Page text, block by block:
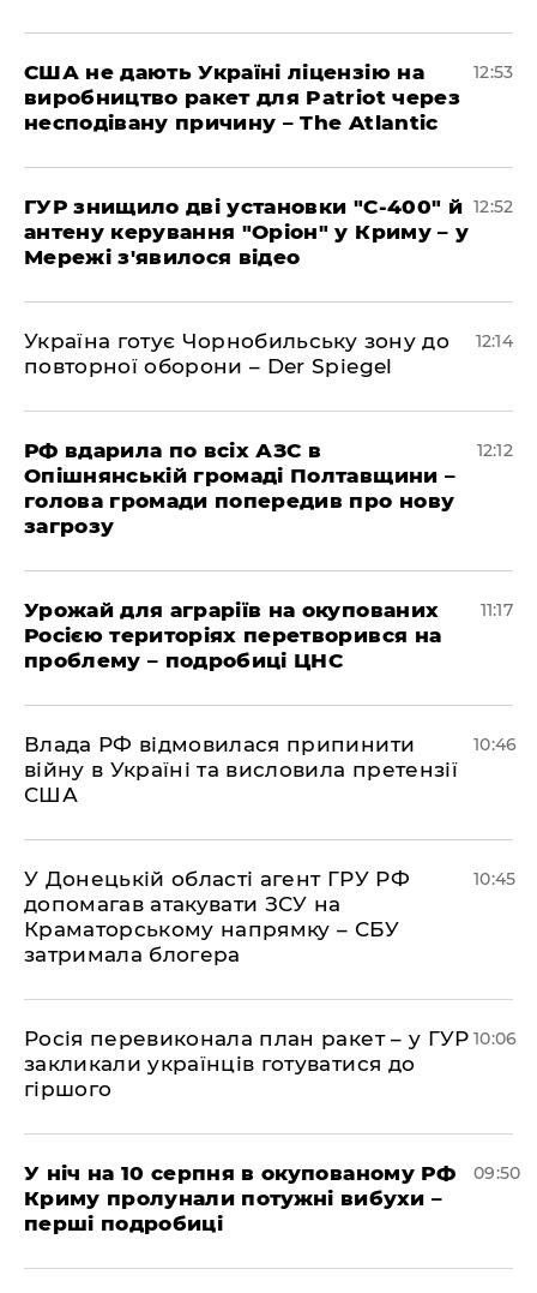
США не дають Україні ліцензію на
виробництво ракет для Patriot через
несподівану причину – The Atlantic
12:53
ГУР знищило дві установки "С-400" й
антену керування "Оріон" у Криму – у
Мережі з'явилося відео
12:52
Україна готує Чорнобильську зону до
повторної оборони – Der Spiegel
12:14
РФ вдарила по всіх АЗС в
Опішнянській громаді Полтавщини –
голова громади попередив про нову
загрозу
12:12
Урожай для аграріїв на окупованих
Росією територіях перетворився на
проблему – подробиці ЦНС
11:17
Влада РФ відмовилася припинити
війну в Україні та висловила претензії
США
10:46
У Донецькій області агент ГРУ РФ
допомагав атакувати ЗСУ на
Краматорському напрямку – СБУ
затримала блогера
10:45
Росія перевиконала план ракет – у ГУР
закликали українців готуватися до
гіршого
10:06
У ніч на 10 серпня в окупованому РФ
Криму пролунали потужні вибухи –
перші подробиці
09:50